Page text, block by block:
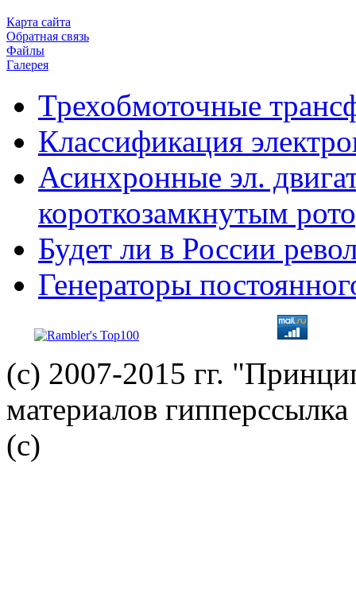
Карта сайта
Обратная связь
Файлы
Галерея
Трехобмоточные
Классификация
Асинхронные эл.
короткозамкнутым
Будет ли в России
Генераторы
(с) 2007-2015 гг.
материалов гипперссылка
(c)